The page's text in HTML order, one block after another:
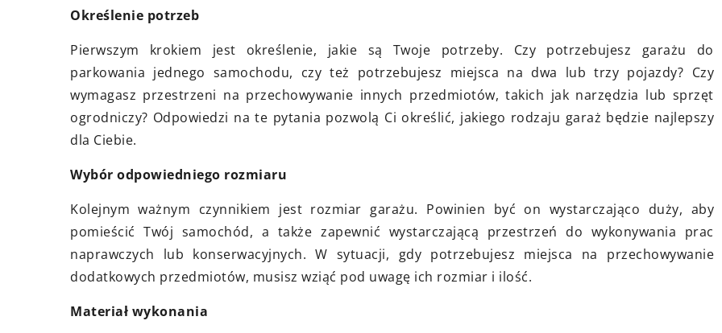
Określenie potrzeb
Pierwszym krokiem jest określenie, jakie są Twoje potrzeby. Czy potrzebujesz garażu do
parkowania jednego samochodu, czy też potrzebujesz miejsca na dwa lub trzy pojazdy? Czy
wymagasz przestrzeni na przechowywanie innych przedmiotów, takich jak narzędzia lub sprzęt
ogrodniczy? Odpowiedzi na te pytania pozwolą Ci określić, jakiego rodzaju garaż będzie najlepszy
dla Ciebie.
Wybór odpowiedniego rozmiaru
Kolejnym ważnym czynnikiem jest rozmiar garażu. Powinien być on wystarczająco duży, aby
pomieścić Twój samochód, a także zapewnić wystarczającą przestrzeń do wykonywania prac
naprawczych lub konserwacyjnych. W sytuacji, gdy potrzebujesz miejsca na przechowywanie
dodatkowych przedmiotów, musisz wziąć pod uwagę ich rozmiar i ilość.
Materiał wykonania
remontu Twojego domu.
sposóbów na utrzymanie
na placu budowy.
podczas odbioru nowego
mieszkania, identyfikując ukryte
wady i wspomagając negocjacje z
deweloperem.
się, jakie rozwiązania są dostępne i
jak mogą wpłynąć na funkcjonalność
oraz estetykę przestrzeni, które
projektujesz.